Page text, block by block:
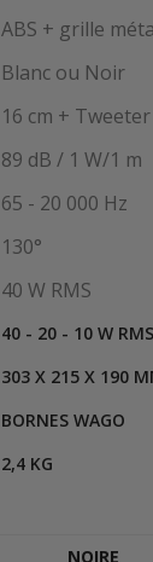
ABS + grille
Blanc ou Noir
16 cm +
89 dB / 1 W/1 m
65 - 20 000 Hz
130°
40 W RMS
40 - 20 - 10 W RMS
303 X 215 X 190
BORNES WAGO
2,4 KG
NOIRE